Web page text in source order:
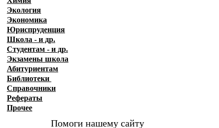
Экология
Экономика
Юриспруденция
Школа - и др.
Студентам - и др.
Экзамены школа
Абитуриентам
Библиотеки
Справочники
Рефераты
Прочее
Помоги нашему сайту